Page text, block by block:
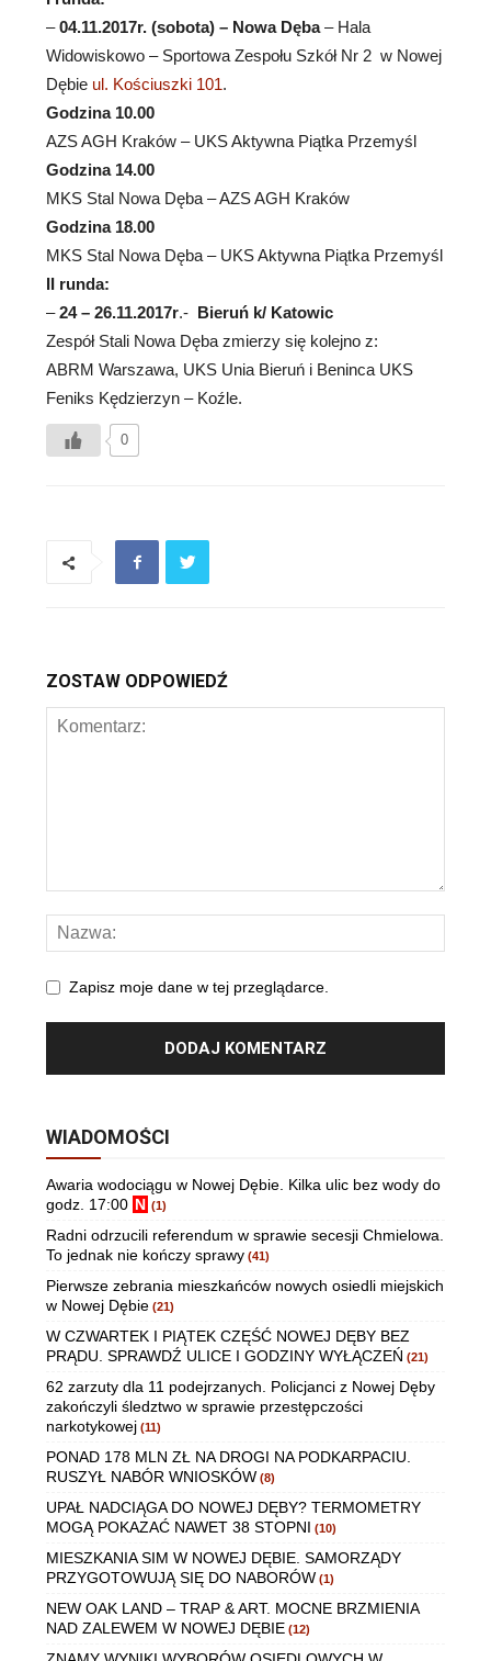
–04.11.2017r. (sobota) – Nowa Dęba– Hala
Widowiskowo – Sportowa Zespołu Szkół Nr 2 w Nowej
Dębie ul. Kościuszki 101.
Godzina 10.00
AZS AGH Kraków – UKS Aktywna Piątka Przemyśl
Godzina 14.00
MKS Stal Nowa Dęba – AZS AGH Kraków
Godzina 18.00
MKS Stal Nowa Dęba – UKS Aktywna Piątka Przemyśl
II runda:
–24 – 26.11.2017r.- Bieruń k/ Katowic
Zespół Stali Nowa Dęba zmierzy się kolejno z:
ABRM Warszawa, UKS Unia Bieruń i Beninca UKS
Feniks Kędzierzyn – Koźle.
0
ZOSTAW ODPOWIEDŹ
Zapisz moje dane w tej przeglądarce.
WIADOMOŚCI
Awaria wodociągu w Nowej Dębie. Kilka ulic bez wody do
godz. 17:00 N (1)
Radni odrzucili referendum w sprawie secesji Chmielowa.
To jednak nie kończy sprawy (41)
Pierwsze zebrania mieszkańców nowych osiedli miejskich
w Nowej Dębie (21)
W CZWARTEK I PIĄTEK CZĘŚĆ NOWEJ DĘBY BEZ
PRĄDU. SPRAWDŹ ULICE I GODZINY WYŁĄCZEŃ (21)
62 zarzuty dla 11 podejrzanych. Policjanci z Nowej Dęby
zakończyli śledztwo w sprawie przestępczości
narkotykowej (11)
PONAD 178 MLN ZŁ NA DROGI NA PODKARPACIU.
RUSZYŁ NABÓR WNIOSKÓW (8)
UPAŁ NADCIĄGA DO NOWEJ DĘBY? TERMOMETRY
MOGĄ POKAZAĆ NAWET 38 STOPNI (10)
MIESZKANIA SIM W NOWEJ DĘBIE. SAMORZĄDY
PRZYGOTOWUJĄ SIĘ DO NABORÓW (1)
NEW OAK LAND – TRAP & ART. MOCNE BRZMIENIA
NAD ZALEWEM W NOWEJ DĘBIE (12)